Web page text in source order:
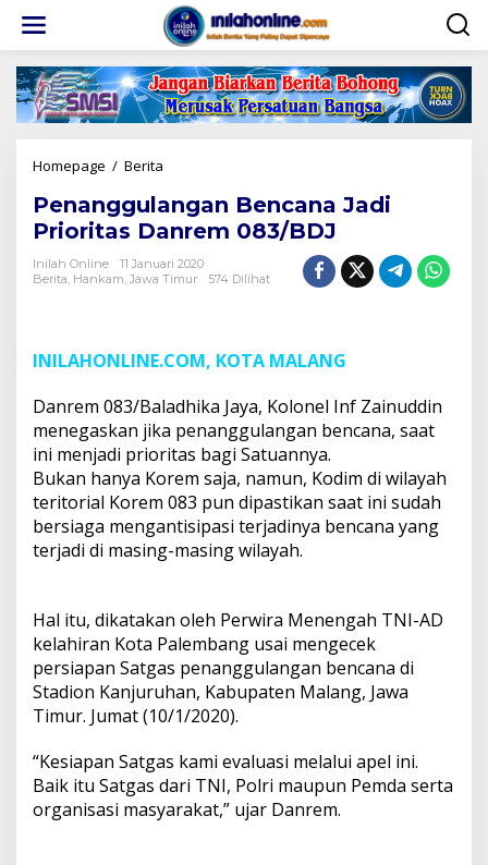
konten
Homepage / Berita
Jadi
Prioritas
Danrem
083/BDJ
Penanggulangan Bencana Jadi
Prioritas Danrem 083/BDJ
Inilah Online
11 Januari 2020
Berita Hankam Jawa Timur 574 Dilihat
INILAHONLINE.COM, KOTA MALANG
Danrem 083/Baladhika Jaya, Kolonel Inf Zainuddin
menegaskan jika penanggulangan bencana, saat
ini menjadi prioritas bagi Satuannya.
Bukan hanya Korem saja, namun, Kodim di wilayah
teritorial Korem 083 pun dipastikan saat ini sudah
bersiaga mengantisipasi terjadinya bencana yang
terjadi di masing-masing wilayah.
Hal itu, dikatakan oleh Perwira Menengah TNI-AD
kelahiran Kota Palembang usai mengecek
persiapan Satgas penanggulangan bencana di
Stadion Kanjuruhan, Kabupaten Malang, Jawa
Timur. Jumat (10/1/2020).
“Kesiapan Satgas kami evaluasi melalui apel ini.
Baik itu Satgas dari TNI, Polri maupun Pemda serta
organisasi masyarakat,” ujar Danrem.